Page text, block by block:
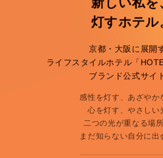
灯すホテル
京都・大阪に展開
ライフスタイルホテル「
ブランド公式サイ
感性を灯す、あざやか
心を灯す、やさしい
二つの光が重なる場所
まだ知らない自分に出